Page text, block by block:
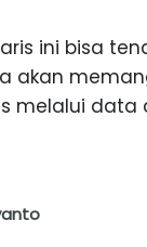
ini bisa
akan
melalui data